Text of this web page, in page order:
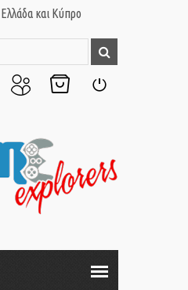
και Κύπρο
μου